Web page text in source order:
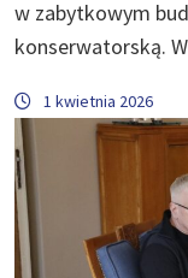
w zabytkowym
konserwatorską.
1 kwietnia 2026